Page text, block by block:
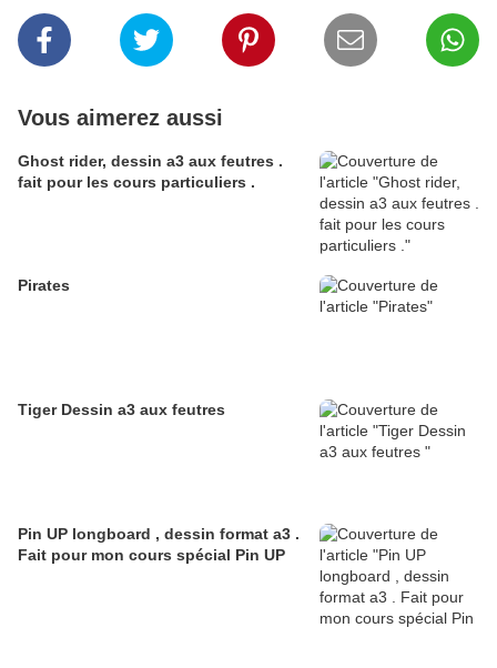
Vous aimerez aussi
Ghost rider, dessin a3 aux feutres .
fait pour les cours particuliers .
Pirates
Tiger Dessin a3 aux feutres
Pin UP longboard , dessin format a3 .
Fait pour mon cours spécial Pin UP